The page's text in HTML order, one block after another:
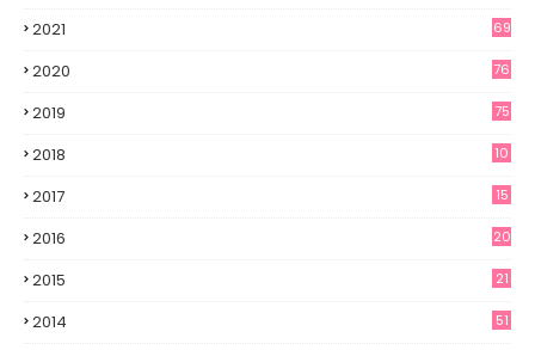
2021 69
2020 76
2019 75
2018 10
2017 15
2016 20
2015 21
2014 51